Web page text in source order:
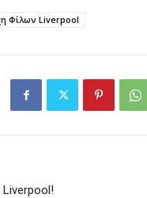
Φίλων Liverpool
Liverpool!